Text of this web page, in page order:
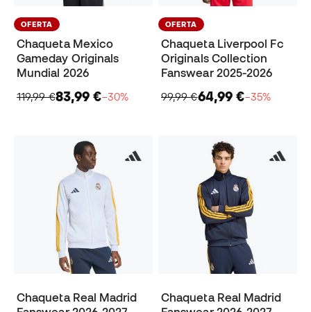
OFERTA
Chaqueta Mexico
Gameday Originals
Mundial 2026
119,99 €83,99 €−30%
OFERTA
Chaqueta Liverpool Fc
Originals Collection
Fanswear 2025-2026
99,99 €64,99 €−35%
Chaqueta Real Madrid
Chaqueta Real Madrid